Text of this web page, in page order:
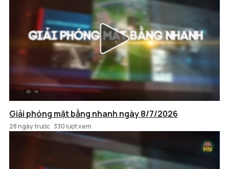
Giải phóng mặt bằng nhanh ngày 8/7/2026
28 ngày trước 330 lượt xem